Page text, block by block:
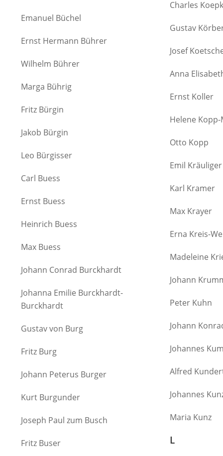
Emanuel Büchel
Ernst Hermann Bührer
Wilhelm Bührer
Marga Bührig
Fritz Bürgin
Jakob Bürgin
Leo Bürgisser
Carl Buess
Ernst Buess
Heinrich Buess
Max Buess
Johann Conrad Burckhardt
Johanna Emilie Burckhardt-
Burckhardt
Gustav von Burg
Fritz Burg
Johann Peterus Burger
Kurt Burgunder
Joseph Paul zum Busch
Fritz Buser
Charles
Gustav
Josef
Anna
Ernst Koller
Helene
Otto Kopp
Emil Kräuliger
Karl Kramer
Max Krayer
Erna Kreis-
Madeleine
Johann
Peter Kuhn
Johann
Johannes
Alfred
Johannes
Maria Kunz
L